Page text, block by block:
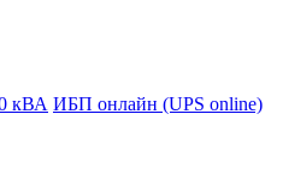
кВА ИБП онлайн (UPS online)